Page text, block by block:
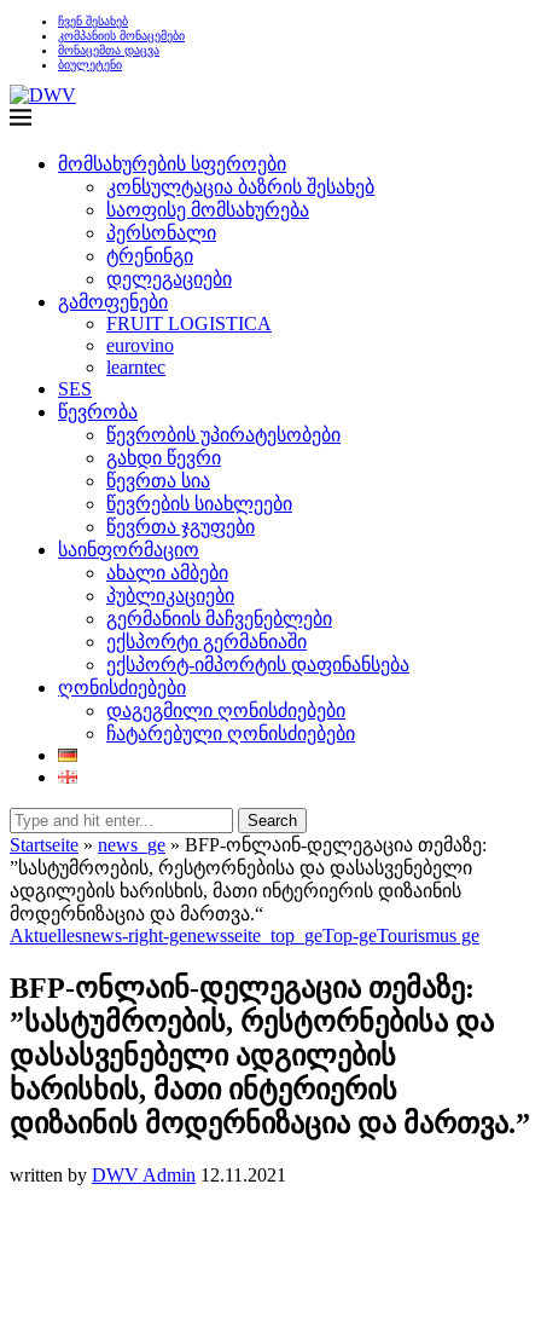
ჩვენ შესახებ
კომპანიის მონაცემები
მონაცემთა დაცვა
ბიულეტენი
მომსახურების სფეროები
კონსულტაცია ბაზრის შესახებ
საოფისე მომსახურება
პერსონალი
ტრენინგი
დელეგაციები
გამოფენები
FRUIT LOGISTICA
eurovino
learntec
SES
წევრობა
წევრობის უპირატესობები
გახდი წევრი
წევრთა სია
წევრების სიახლეები
წევრთა ჯგუფები
საინფორმაციო
ახალი ამბები
პუბლიკაციები
გერმანიის მაჩვენებლები
ექსპორტი გერმანიაში
ექსპორტ-იმპორტის დაფინანსება
ღონისძიებები
დაგეგმილი ღონისძიებები
ჩატარებული ღონისძიებები
Search
Startseite » news_ge » BFP-ონლაინ-დელეგაცია თემაზე:
”სასტუმროების, რესტორნებისა და დასასვენებელი
ადგილების ხარისხის, მათი ინტერიერის დიზაინის
მოდერნიზაცია და მართვა.“
Aktuellesnews-right-genewsseite_top_geTop-geTourismus ge
BFP-ონლაინ-დელეგაცია თემაზე:
”სასტუმროების, რესტორნებისა და
დასასვენებელი ადგილების
ხარისხის, მათი ინტერიერის
დიზაინის მოდერნიზაცია და მართვა.”
written by DWV Admin 12.11.2021